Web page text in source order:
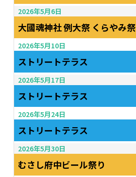
2026年5月6日
大國魂神社 例大祭 くらやみ祭
2026年5月10日
ストリートテラス
2026年5月17日
ストリートテラス
2026年5月24日
ストリートテラス
2026年5月30日
むさし府中ビール祭り